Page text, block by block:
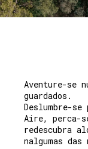
Aventure-se
guardados.
Deslumbre-
Aire, perca-
redescubra
nalgumas